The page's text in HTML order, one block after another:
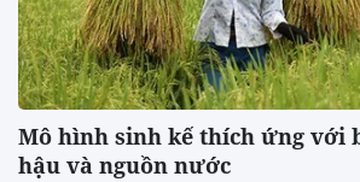
Mô hình sinh kế thích ứng với
hậu và nguồn nước